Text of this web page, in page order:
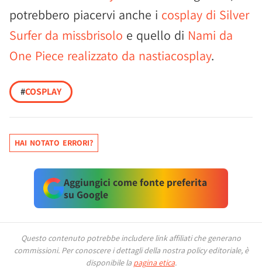
potrebbero piacervi anche i cosplay di Silver
Surfer da missbrisolo e quello di Nami da
One Piece realizzato da nastiacosplay.
#COSPLAY
HAI NOTATO ERRORI?
Aggiungici come fonte preferita
su Google
Questo contenuto potrebbe includere link affiliati che generano
commissioni. Per conoscere i dettagli della nostra policy editoriale, è
disponibile la pagina etica.